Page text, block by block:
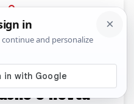
PRIJAVA
građani
o novcu“